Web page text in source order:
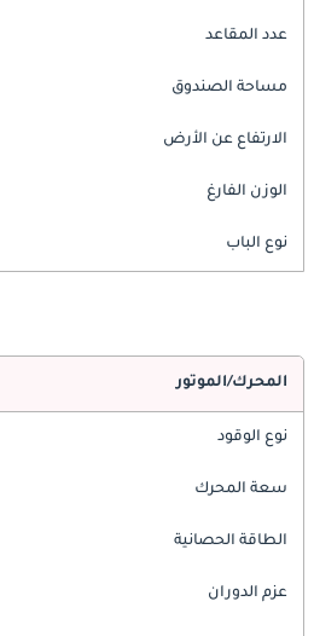
عدد المقاعد
مساحة الصندوق
الارتفاع عن الأرض
الوزن الفارغ
نوع الباب
المحرك/الموتور
نوع الوقود
سعة المحرك
الطاقة الحصانية
عزم الدوران